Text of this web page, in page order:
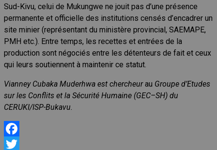
Sud-Kivu, celui de Mukungwe ne jouit pas d’une présence
permanente et officielle des institutions censés d’encadrer un
site minier (représentant du ministère provincial, SAEMAPE,
PMH etc.). Entre temps, les recettes et entrées de la
production sont négociés entre les détenteurs de fait et ceux
qui leurs soutiennent à maintenir ce statut.
Vianney Cubaka Muderhwa est chercheurau Groupe d’Etudes
sur les Conflits et la Sécurité Humaine (GEC–SH) du
CERUKI/ISP-Bukavu.
Facebook